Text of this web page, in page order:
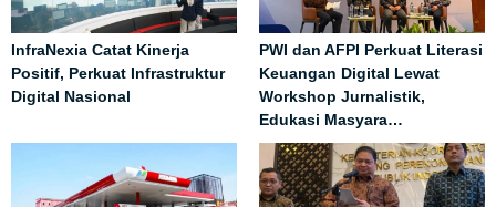
InfraNexia Catat Kinerja
Positif, Perkuat Infrastruktur
Digital Nasional
PWI dan AFPI Perkuat Literasi
Keuangan Digital Lewat
Workshop Jurnalistik,
Edukasi Masyara…